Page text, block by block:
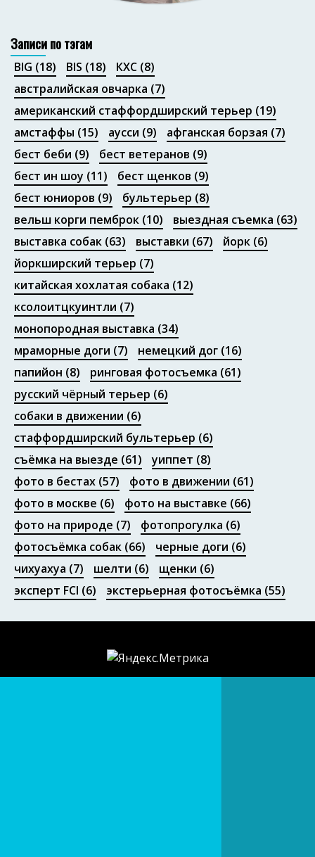
Записи по тэгам
BIG (18) BIS (18) КХС (8)
австралийская овчарка (7)
американский стаффордширский терьер (19)
амстаффы (15) аусси (9) афганская борзая (7)
бест беби (9) бест ветеранов (9)
бест ин шоу (11) бест щенков (9)
бест юниоров (9) бультерьер (8)
вельш корги пемброк (10) выездная съемка (63)
выставка собак (63) выставки (67) йорк (6)
йоркширский терьер (7)
китайская хохлатая собака (12)
ксолоитцкуинтли (7)
монопородная выставка (34)
мраморные доги (7) немецкий дог (16)
папийон (8) ринговая фотосъемка (61)
русский чёрный терьер (6)
собаки в движении (6)
стаффордширский бультерьер (6)
съёмка на выезде (61) уиппет (8)
фото в бестах (57) фото в движении (61)
фото в москве (6) фото на выставке (66)
фото на природе (7) фотопрогулка (6)
фотосъёмка собак (66) черные доги (6)
чихуахуа (7) шелти (6) щенки (6)
эксперт FCI (6) экстерьерная фотосъёмка (55)